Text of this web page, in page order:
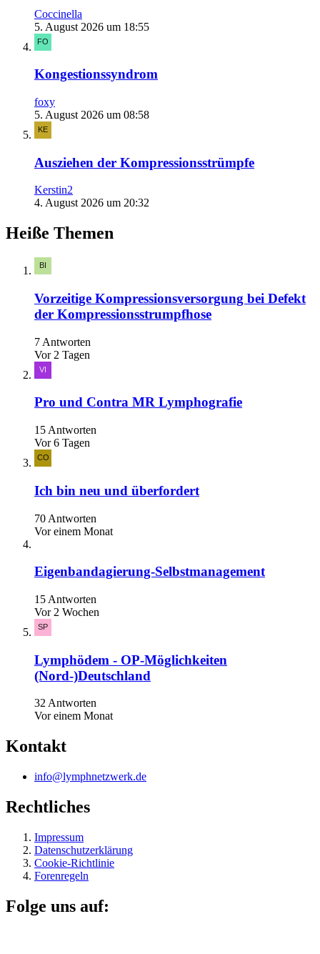
Coccinella
5. August 2026 um 18:55
Kongestionssyndrom
foxy
5. August 2026 um 08:58
Ausziehen der Kompressionsstrümpfe
Kerstin2
4. August 2026 um 20:32
Heiße Themen
Vorzeitige Kompressionsversorgung bei Defekt
der Kompressionsstrumpfhose
7 Antworten
Vor 2 Tagen
Pro und Contra MR Lymphografie
15 Antworten
Vor 6 Tagen
Ich bin neu und überfordert
70 Antworten
Vor einem Monat
Eigenbandagierung-Selbstmanagement
15 Antworten
Vor 2 Wochen
Lymphödem - OP-Möglichkeiten
(Nord-)Deutschland
32 Antworten
Vor einem Monat
Kontakt
info@lymphnetzwerk.de
Rechtliches
Impressum
Datenschutzerklärung
Cookie-Richtlinie
Forenregeln
Folge uns auf: